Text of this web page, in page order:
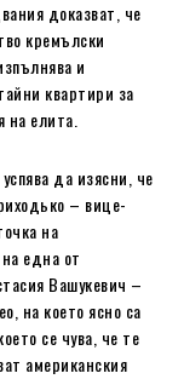
доказват, че
кремълски
и
квартири за
на елита.
да изясни, че
– вице-
на
една от
Вашукевич –
на което ясно са
се чува, че те
американския